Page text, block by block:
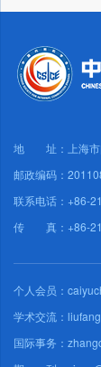
地 址：上海市
邮政编码：
联系电话：+86-
传 真：+86-
个人会员：
学术交流：
国际事务：